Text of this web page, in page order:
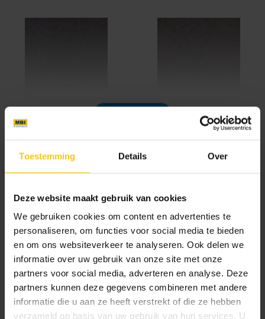
Toestemming Details Over
Deze website maakt gebruik van cookies
We gebruiken cookies om content en advertenties te
personaliseren, om functies voor social media te bieden
en om ons websiteverkeer te analyseren. Ook delen we
informatie over uw gebruik van onze site met onze
partners voor social media, adverteren en analyse. Deze
partners kunnen deze gegevens combineren met andere
informatie die u aan ze heeft verstrekt of die ze hebben
verzameld op basis van uw gebruik van hun services. U
Beeckestijn Donkerbruin Bruin/Zwart genuanceerd
Cannenburch Geel Donkerbruin
Textuur
Gesloten toplaag van ca. 70% kleurecht natuurlijk
optimale mix van natuurlijke grondstoffen.
Premium Protection beschermlaag.
GeoRetron Prestige
Gesloten toplaag van 100% kleurecht natuurlijk
materiaal van een zeer fijne fractie (0-2 mm) voor
een fluweelzachte uitstraling. Premium Protection